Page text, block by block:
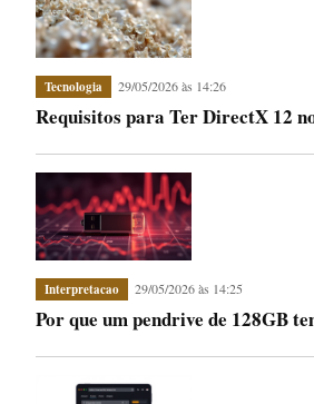
Tecnologia 29/05/2026 às 14:26
Requisitos para Ter DirectX 12
Interpretacao 29/05/2026 às 14:25
Por que um pendrive de 128GB